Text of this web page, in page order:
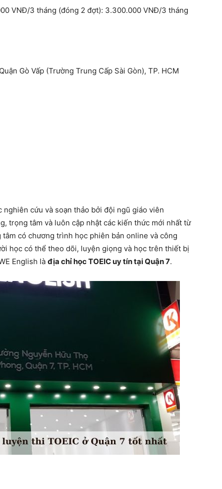
VNĐ/3 tháng (đóng 2 đợt): 3.300.000 VNĐ/3 tháng
Gò Vấp (Trường Trung Cấp Sài Gòn), TP. HCM
nghiên cứu và soạn thảo bởi đội ngũ giáo viên
trọng tâm và luôn cập nhật các kiến thức mới nhất từ
có chương trình học phiên bản online và công
học có thể theo dõi, luyện giọng và học trên thiết bị
English là địa chỉ học TOEIC uy tín tại Quận 7.